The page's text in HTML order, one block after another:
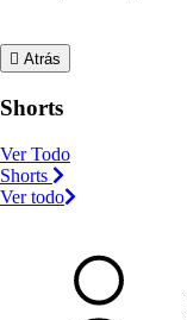
Atrás
Shorts
Ver Todo
Shorts
Ver todo